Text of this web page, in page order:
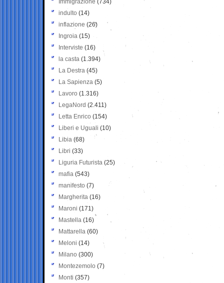
Immigrazione (734)
indulto (14)
inflazione (26)
Ingroia (15)
Interviste (16)
la casta (1.394)
La Destra (45)
La Sapienza (5)
Lavoro (1.316)
LegaNord (2.411)
Letta Enrico (154)
Liberi e Uguali (10)
Libia (68)
Libri (33)
Liguria Futurista (25)
mafia (543)
manifesto (7)
Margherita (16)
Maroni (171)
Mastella (16)
Mattarella (60)
Meloni (14)
Milano (300)
Montezemolo (7)
Monti (357)